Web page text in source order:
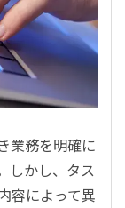
業務を明確に
しかし、タス
容によって異